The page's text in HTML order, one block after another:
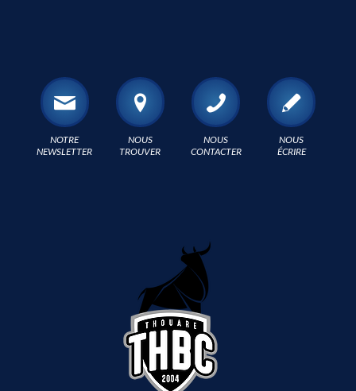
NOTRE
NEWSLETTER
NOUS
TROUVER
NOUS
CONTACTER
NOUS
ÉCRIRE